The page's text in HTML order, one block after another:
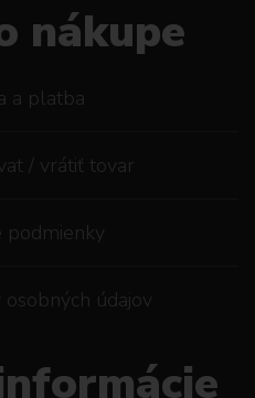
nákupe
a platba
/ vrátiť tovar
podmienky
údajov